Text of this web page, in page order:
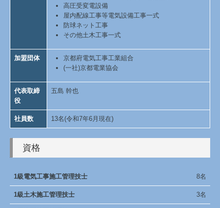
高圧受変電設備
屋内配線工事等電気設備工事一式
防球ネット工事
その他土木工事一式
加盟団体
京都府電気工事工業組合
(一社)京都電業協会
代表取締
役
五島 幹也
社員数 13名(令和7年6月現在)
資格
1級電気工事施工管理技士 8名
1級土木施工管理技士 3名